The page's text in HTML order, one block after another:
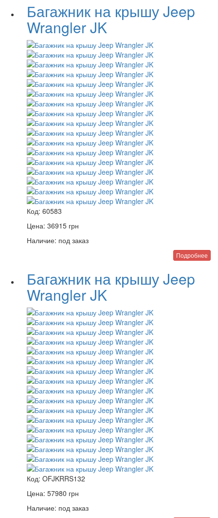
Багажник на крышу Jeep
Wrangler JK
Код: 60583
Цена: 36915 грн
Наличие: под заказ
Подробнее
Багажник на крышу Jeep
Wrangler JK
Код: OFJKRRS132
Цена: 57980 грн
Наличие: под заказ